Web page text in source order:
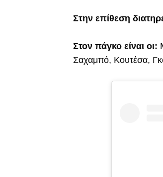
Στην επίθεση
Στον πάγκο είναι οι:
Σαχαμπό, Κουτέσα,